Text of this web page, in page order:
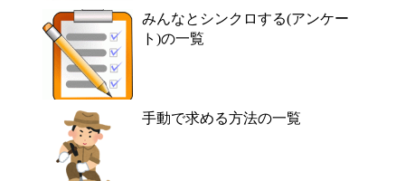
みんなとシンクロする(アンケー
ト)の一覧
手動で求める方法の一覧